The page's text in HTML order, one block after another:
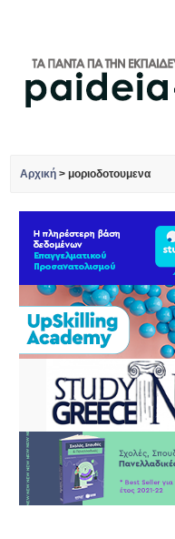
Αρχική >μοριοδοτουμενα